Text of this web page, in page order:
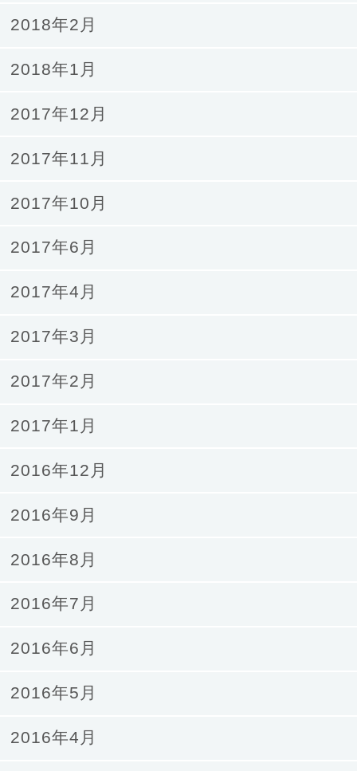
2018年2月
2018年1月
2017年12月
2017年11月
2017年10月
2017年6月
2017年4月
2017年3月
2017年2月
2017年1月
2016年12月
2016年9月
2016年8月
2016年7月
2016年6月
2016年5月
2016年4月